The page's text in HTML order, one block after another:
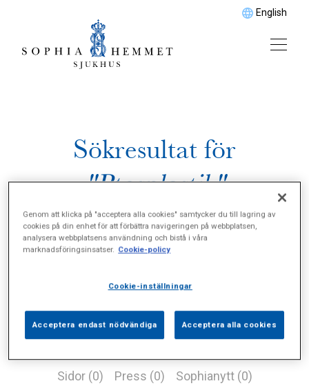
English
Sökresultat för
"Ptosplastik"
Sidor (0) Press (0) Sophianytt (0)
Genom att klicka på "acceptera alla cookies" samtycker du till lagring av
cookies på din enhet för att förbättra navigeringen på webbplatsen,
analysera webbplatsens användning och bistå i våra
marknadsföringsinsatser. Cookie-policy
Cookie-inställningar
Acceptera endast nödvändiga Acceptera alla cookies